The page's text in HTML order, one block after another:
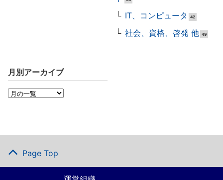
IT、コンピュータ 42
社会、資格、啓発 他 49
月別アーカイブ
Page Top